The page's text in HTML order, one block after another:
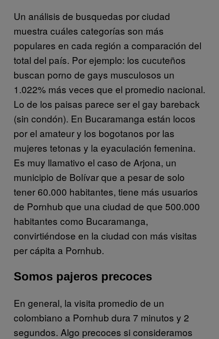
Un análisis de busquedas por ciudad
muestra cuáles categorías son más
populares en cada región a comparación del
total del país. Por ejemplo: los cucuteños
buscan porno de gays musculosos un
1.022% más veces que el promedio nacional.
Lo de los paisas parece ser el gay bareback
(sin condón). En Bucaramanga están locos
por el amateur y los bogotanos por las
mujeres tetonas y la eyaculación femenina.
Es muy llamativo el caso de Arjona, un
municipio de Bolívar que a pesar de solo
tener 60.000 habitantes, tiene más usuarios
de Pornhub que una ciudad de que 500.000
habitantes como Bucaramanga,
convirtiéndose en la ciudad con más visitas
per cápita a Pornhub.
Somos pajeros precoces
En general, la visita promedio de un
colombiano a Pornhub dura 7 minutos y 2
segundos. Algo precoces si consideramos